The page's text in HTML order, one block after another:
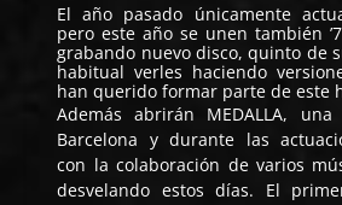
El año pasado únicamente
pero este año se unen también
grabando nuevo disco, quinto de
habitual verles haciendo
han querido formar parte de este
Además abrirán MEDALLA, una
Barcelona y durante las
con la colaboración de varios
desvelando estos días. El